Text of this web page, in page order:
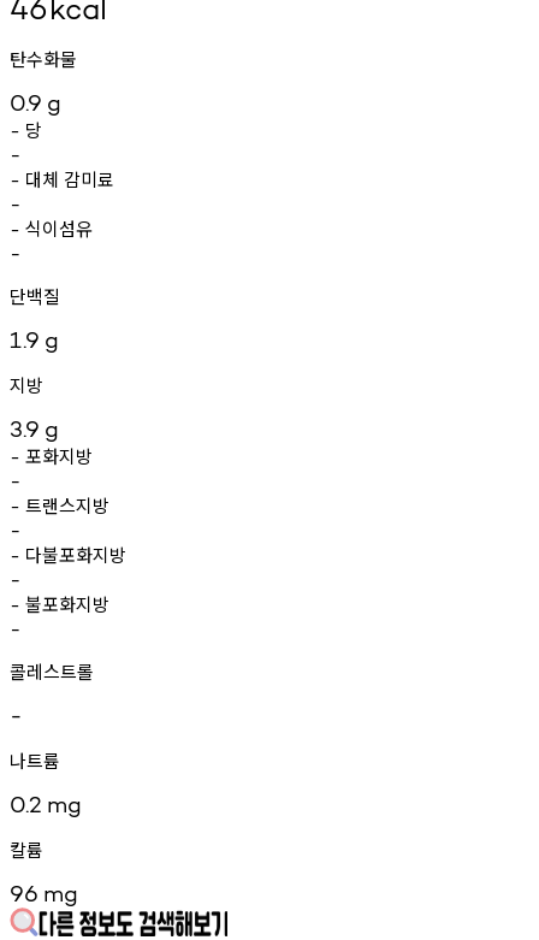
46kcal
탄수화물
0.9 g
- 당
-
- 대체 감미료
-
- 식이섬유
-
단백질
1.9 g
지방
3.9 g
- 포화지방
-
- 트랜스지방
-
- 다불포화지방
-
- 불포화지방
-
콜레스트롤
-
나트륨
0.2 mg
칼륨
96 mg